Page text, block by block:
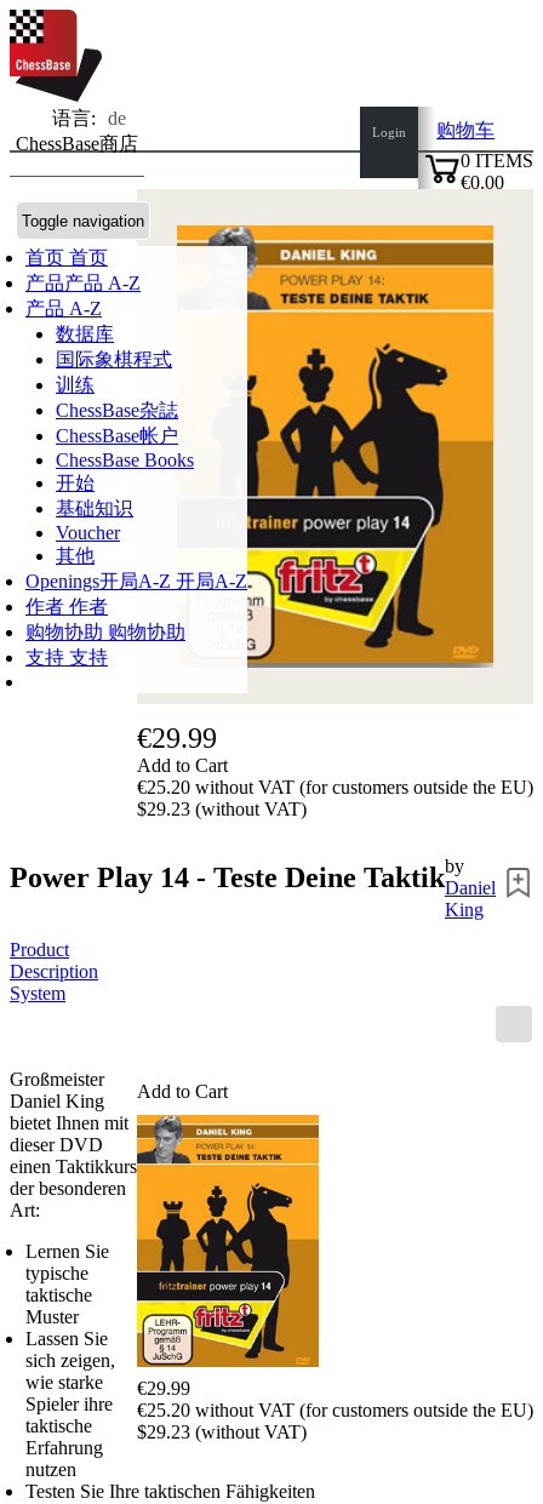
语言:
de
ChessBase商店
Toggle navigation
首页 首页
产品产品 A-Z
产品 A-Z
数据库
国际象棋程式
训练
ChessBase杂誌
ChessBase帐户
ChessBase Books
开始
基础知识
Voucher
其他
Openings开局A-Z 开局A-Z
作者 作者
购物协助 购物协助
支持 支持
Login
购物车
0 ITEMS
€0.00
€29.99
Add to Cart
€25.20 without VAT (for customers outside the EU)
$29.23 (without VAT)
Power Play 14 - Teste Deine Taktikby
Daniel
King
Product
Description
System
Add to Cart
€29.99
€25.20 without VAT (for customers outside the EU)
$29.23 (without VAT)
Großmeister
Daniel King
bietet Ihnen mit
dieser DVD
einen Taktikkurs
der besonderen
Art:
Lernen Sie
typische
taktische
Muster
Lassen Sie
sich zeigen,
wie starke
Spieler ihre
taktische
Erfahrung
nutzen
Testen Sie Ihre taktischen Fähigkeiten